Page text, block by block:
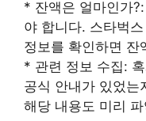
* 잔액은 얼마인가
야 합니다. 스타벅
정보를 확인하면 잔
* 관련 정보 수집:
공식 안내가 있었는
해당 내용도 미리